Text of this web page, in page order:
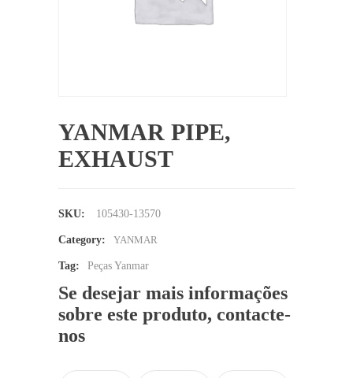
YANMAR PIPE,
EXHAUST
SKU: 105430-13570
Category: YANMAR
Tag: Peças Yanmar
Se desejar mais informações
sobre este produto, contacte-
nos